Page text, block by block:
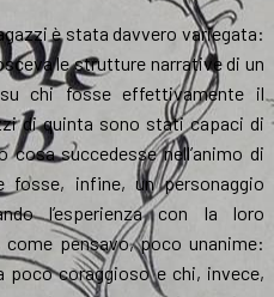
è stata davvero variegata:
le strutture narrative di un
chi fosse effettivamente il
di quinta sono stati capaci di
succedesse nell’animo di
infine, un personaggio
l’esperienza con la loro
pensavo, poco unanime:
poco coraggioso e chi, invece,